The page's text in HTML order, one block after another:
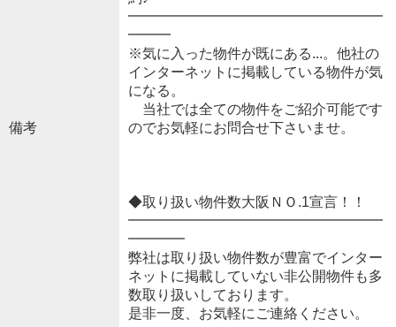
備考
━━━━━━━━━━━━━━━━━━
━━━
※気に入った物件が既にある...。他社の
インターネットに掲載している物件が気
になる。
当社では全ての物件をご紹介可能です
のでお気軽にお問合せ下さいませ。
◆取り扱い物件数大阪ＮＯ.1宣言！！
━━━━━━━━━━━━━━━━━━
━━━━
弊社は取り扱い物件数が豊富でインター
ネットに掲載していない非公開物件も多
数取り扱いしております。
是非一度、お気軽にご連絡ください。